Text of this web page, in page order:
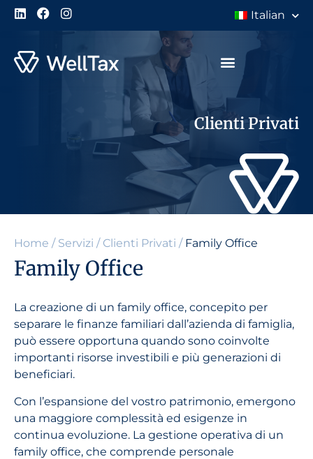
Italian
Clienti Privati
Home / Servizi / Clienti Privati / Family Office
Family Office
La creazione di un family office, concepito per
separare le finanze familiari dall’azienda di famiglia,
può essere opportuna quando sono coinvolte
importanti risorse investibili e più generazioni di
beneficiari.
Con l’espansione del vostro patrimonio, emergono
una maggiore complessità ed esigenze in
continua evoluzione. La gestione operativa di un
family office, che comprende personale